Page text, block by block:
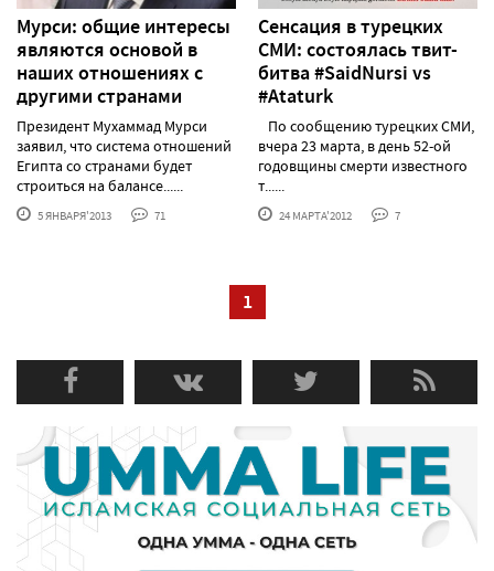
Мурси: общие интересы
являются основой в
наших отношениях с
другими странами
Президент Мухаммад Мурси
заявил, что система отношений
Египта со странами будет
строиться на балансе......
5 ЯНВАРЯ'2013 71
Сенсация в турецких
СМИ: состоялась твит-
битва #SaidNursi vs
#Ataturk
По сообщению турецких СМИ,
вчера 23 марта, в день 52-ой
годовщины смерти известного
т......
24 МАРТА'2012 7
1